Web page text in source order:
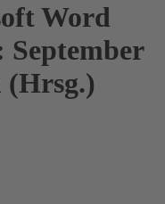
Word
September